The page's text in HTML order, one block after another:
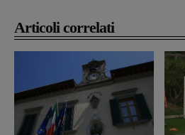
Articoli correlati